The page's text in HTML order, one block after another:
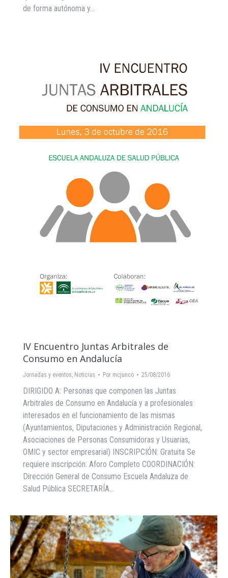
de forma autónoma y…
IV Encuentro Juntas Arbitrales de
Consumo en Andalucía
Jornadas y eventos, Noticias Por mcjunco 25/08/2016
DIRIGIDO A: Personas que componen las Juntas
Arbitrales de Consumo en Andalucía y a profesionales
interesados en el funcionamiento de las mismas
(Ayuntamientos, Diputaciones y Administración Regional,
Asociaciones de Personas Consumidoras y Usuarias,
OMIC y sector empresarial) INSCRIPCIÓN: Gratuita Se
requiere inscripción: Aforo Completo COORDINACIÓN:
Dirección General de Consumo Escuela Andaluza de
Salud Pública SECRETARÍA…